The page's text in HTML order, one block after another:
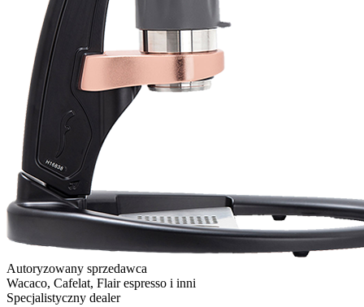
Autoryzowany sprzedawca
Wacaco, Cafelat, Flair espresso i inni
Specjalistyczny dealer